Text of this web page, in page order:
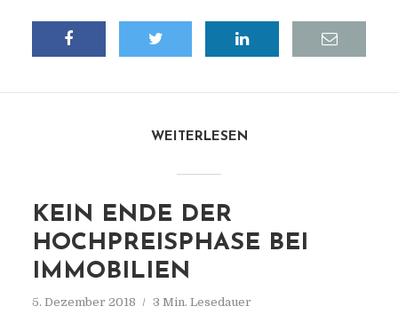
WEITERLESEN
KEIN ENDE DER
HOCHPREISPHASE BEI
IMMOBILIEN
5. Dezember 2018 3 Min. Lesedauer